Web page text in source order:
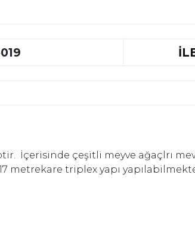
İçerisinde çeşitli meyve ağaçlrı
metrekare triplex yapı